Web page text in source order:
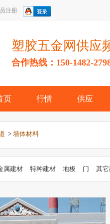
注册
塑胶五金网供应
合作热线：150-1482-
页 行情 供应
> 墙体材料
属建材 特种建材 地板 门
其
金 保温节能材料 水暖五金
建
饰工具 管材 金属板、网 耐火防